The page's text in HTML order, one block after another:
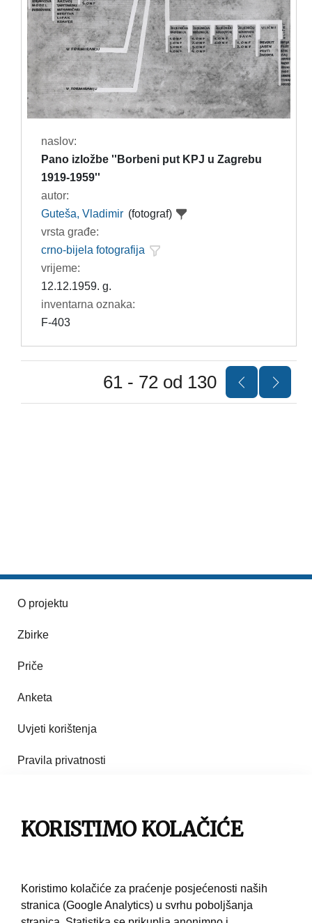
naslov:
Pano izložbe ''Borbeni put KPJ u Zagrebu
1919-1959''
autor:
Guteša, Vladimir (fotograf)
vrsta građe:
crno-bijela fotografija
vrijeme:
12.12.1959. g.
inventarna oznaka:
F-403
61 - 72 od 130
O projektu
Zbirke
Priče
Anketa
Uvjeti korištenja
Pravila privatnosti
Pravila korištenja
KORISTIMO KOLAČIĆE
Koristimo kolačiće za praćenje posjećenosti naših
stranica (Google Analytics) u svrhu poboljšanja